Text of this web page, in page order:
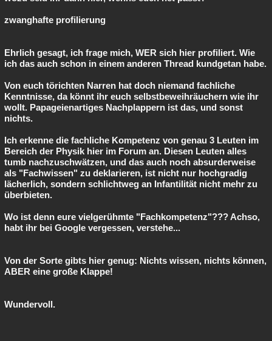
zwanghafte profilierung
Ehrlich gesagt, ich frage mich, WER sich hier profiliert. Wie
ich das auch schon in einem anderen Thread kundgetan habe.
Von euch törichten Narren hat doch niemand fachliche
Kenntnisse, da könnt ihr euch selbstbeweihräuchern wie ihr
wollt. Papageienartiges Nachplappern ist das, und sonst
nichts.
Ich erkenne die fachliche Kompetenz von genau 3 Leuten im
Bereich der Physik hier im Forum an. Diesen Leuten alles
tumb nachzuschwätzen, und das auch noch absurderweise
als "Fachwissen" zu deklarieren, ist nicht nur hochgradig
lächerlich, sondern schlichtweg an Infantilität nicht mehr zu
überbieten.
Wo ist denn eure vielgerühmte "Fachkompetenz"??? Achso,
habt ihr bei Google vergessen, verstehe...
Von der Sorte gibts hier genug: Nichts wissen, nichts können,
ABER eine große Klappe!
Wundervoll.